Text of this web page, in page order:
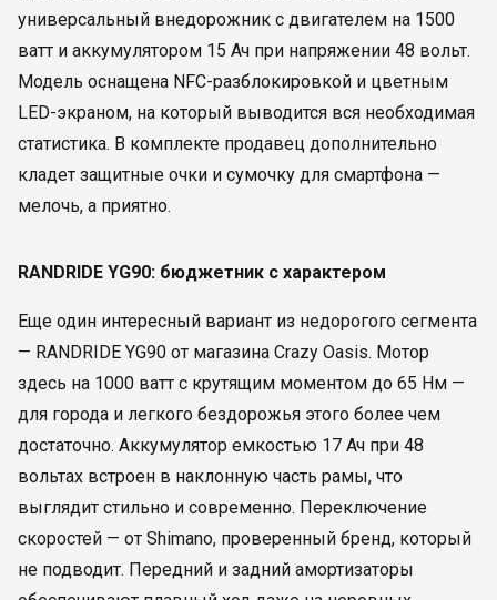
универсальный внедорожник с двигателем на 1500
ватт и аккумулятором 15 Ач при напряжении 48 вольт.
Модель оснащена NFC-разблокировкой и цветным
LED-экраном, на который выводится вся необходимая
статистика. В комплекте продавец дополнительно
кладет защитные очки и сумочку для смартфона —
мелочь, а приятно.
RANDRIDE YG90: бюджетник с характером
Еще один интересный вариант из недорогого сегмента
— RANDRIDE YG90 от магазина Crazy Oasis. Мотор
здесь на 1000 ватт с крутящим моментом до 65 Нм —
для города и легкого бездорожья этого более чем
достаточно. Аккумулятор емкостью 17 Ач при 48
вольтах встроен в наклонную часть рамы, что
выглядит стильно и современно. Переключение
скоростей — от Shimano, проверенный бренд, который
не подводит. Передний и задний амортизаторы